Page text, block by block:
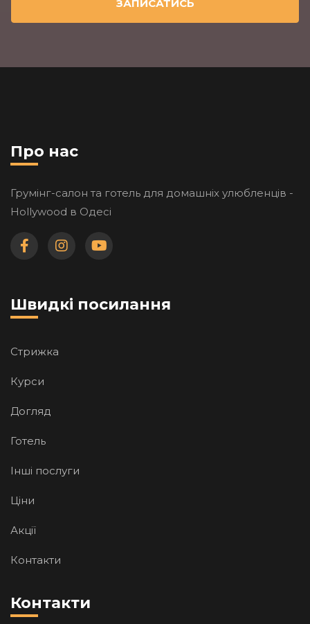
Про нас
Грумінг-салон та готель для домашніх улюбленців -
Hollywood в Одесі
Швидкі посилання
Стрижка
Курси
Догляд
Готель
Iншi послуги
Цiни
Акції
Контакти
Контакти